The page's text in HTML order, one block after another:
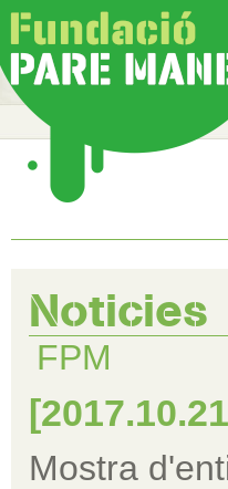
Noticies
FPM
Mostra